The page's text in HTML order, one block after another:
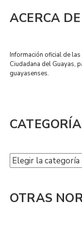
ACERCA
Información oficial de
Ciudadana del Guayas,
guayasenses.
OTRAS